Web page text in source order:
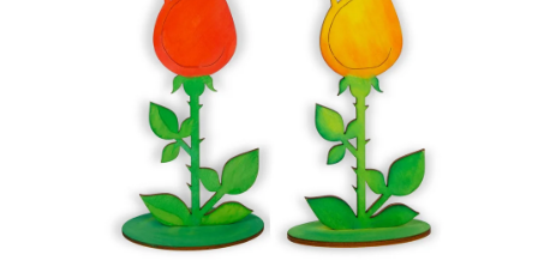
TIPY NA TVORENIE